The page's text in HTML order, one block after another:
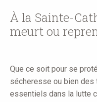
here
À la Sainte-
meurt ou
Que ce soit pour se
sécheresse ou bien
essentiels dans la lutte